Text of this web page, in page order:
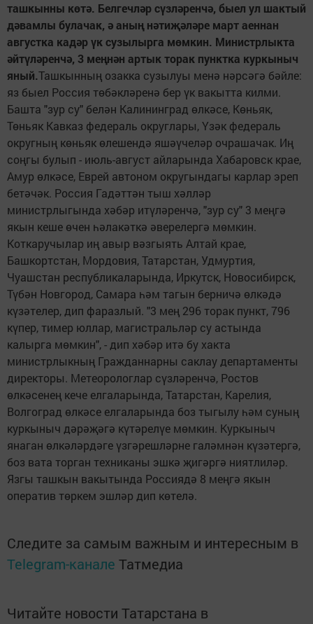
ташкынны көтә. Белгечләр сүзлә­ренчә, быел ул шактый
дәвамлы булачак, ә аның нәтиҗәләре март аеннан
августка кадәр үк сузылырга мөмкин. Министрлыкта
әйтү­ләренчә, 3 меңнән артык торак пункт­ка куркыныч
яный.Ташкынның озакка сузылуы менә нәрсәгә бәйле:
яз быел Россия төбәкләренә бер үк вакытта килми.
Башта "зур су" белән Калининград өлкәсе, Көньяк,
Төньяк Кавказ федераль округлары, Үзәк федераль
округның көньяк өлешен­дә яшәүчеләр очрашачак. Иң
соңгы булып - июль-август айларында Хабаровск крае,
Амур өлкәсе, Еврей автоном округындагы карлар эреп
бетәчәк. Россия Гадәттән тыш хәл­ләр
министрлыгында хәбәр итүләренчә, "зур су" 3 меңгә
якын кеше өчен һәлакәткә әве­релергә мөмкин.
Коткаручылар иң авыр вәзгыять Алтай крае,
Башкортстан, Мордовия, Татарстан, Удмуртия,
Чуашстан республикаларында, Иркутск, Новосибирск,
Түбән Новгород, Самара һәм тагын берничә өлкәдә
күзәтелер, дип фаразлый. "3 мең 296 торак пункт, 796
күпер, тимер юллар, ма­гистральләр су астында
калырга мөмкин", - дип хәбәр итә бу хакта
министрлыкның Гражданнарны саклау департаменты
директоры. Метеорологлар сүзләрен­чә, Ростов
өлкәсенең кече елгаларында, Татарстан, Карелия,
Волгоград өлкәсе елгаларында боз тыгылу һәм суның
куркыныч дәрәҗәгә күтәрелүе мөмкин. Куркыныч
янаган өлкәләрдәге үзгә­решләрне галәмнән күзә­тергә,
боз вата торган техниканы эшкә җигәргә ниятлиләр.
Язгы ташкын вакытында Рос­сиядә 8 меңгә якын
оператив төркем эшләр дип көтелә.
Следите за самым важным и интересным в
Telegram-канале Татмедиа
Читайте новости Татарстана в